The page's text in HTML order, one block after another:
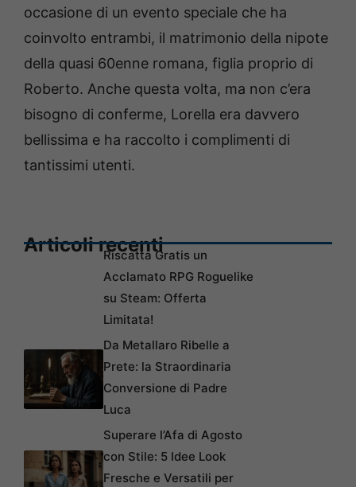
occasione di un evento speciale che ha
coinvolto entrambi, il matrimonio della nipote
della quasi 60enne romana, figlia proprio di
Roberto. Anche questa volta, ma non c’era
bisogno di conferme, Lorella era davvero
bellissima e ha raccolto i complimenti di
tantissimi utenti.
Articoli recenti
Riscatta Gratis un
Acclamato RPG Roguelike
su Steam: Offerta
Limitata!
Da Metallaro Ribelle a
Prete: la Straordinaria
Conversione di Padre
Luca
Superare l’Afa di Agosto
con Stile: 5 Idee Look
Fresche e Versatili per